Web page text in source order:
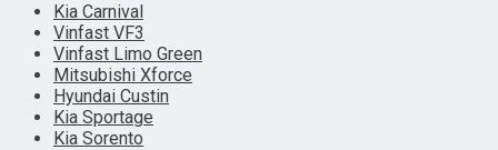
Kia Carnival
Vinfast VF3
Vinfast Limo Green
Mitsubishi Xforce
Hyundai Custin
Kia Sportage
Kia Sorento